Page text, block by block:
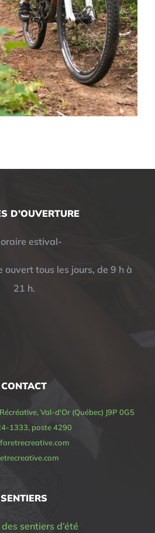
D’OUVERTURE
estival-
ouvert tous les jours, de 9 h à
21 h.
CONTACT
Val-d'Or (Québec) J9P 0G5
1333, poste 4290
SENTIERS
sentiers d’été